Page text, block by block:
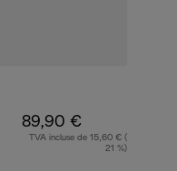
89,90 €
TVA incluse de 15,60 € (
21 %)